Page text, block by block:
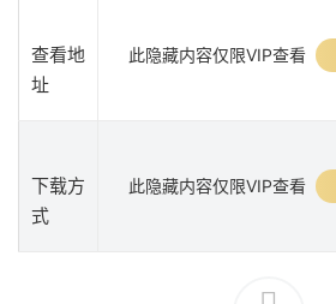
查看地
址
此隐藏内容仅限VIP查看
下载方
式
此隐藏内容仅限VIP查看